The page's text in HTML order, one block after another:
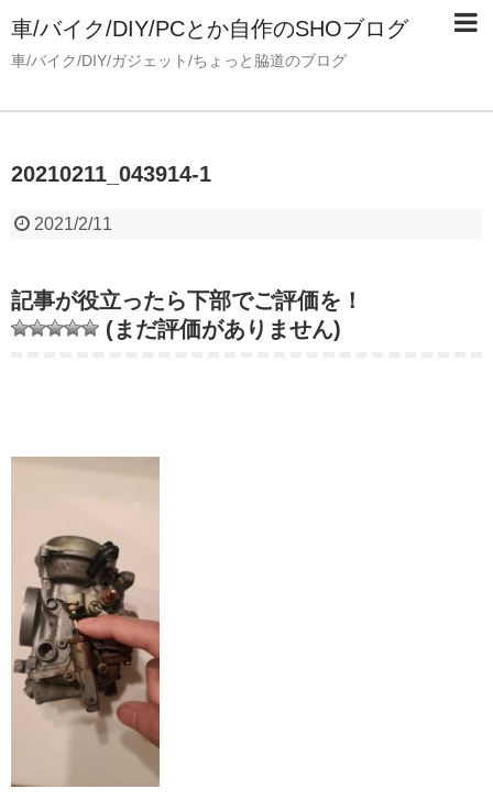
車/バイク/DIY/PCとか自作のSHOブログ
車/バイク/DIY/ガジェット/ちょっと脇道のブログ
20210211_043914-1
2021/2/11
記事が役立ったら下部でご評価を！
(まだ評価がありません)